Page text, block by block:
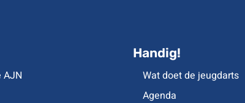
AJN
Handig!
Wat doet de jeugdarts
Agenda